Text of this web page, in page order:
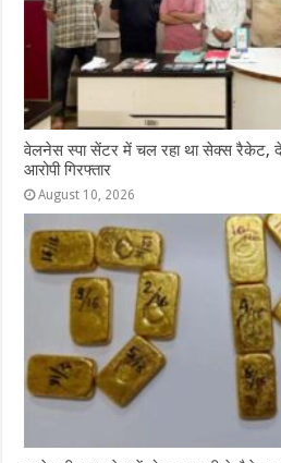
वेलनेस स्पा सेंटर में चल रहा था सेक्स रैकेट,
आरोपी गिरफ्तार
August 10, 2026